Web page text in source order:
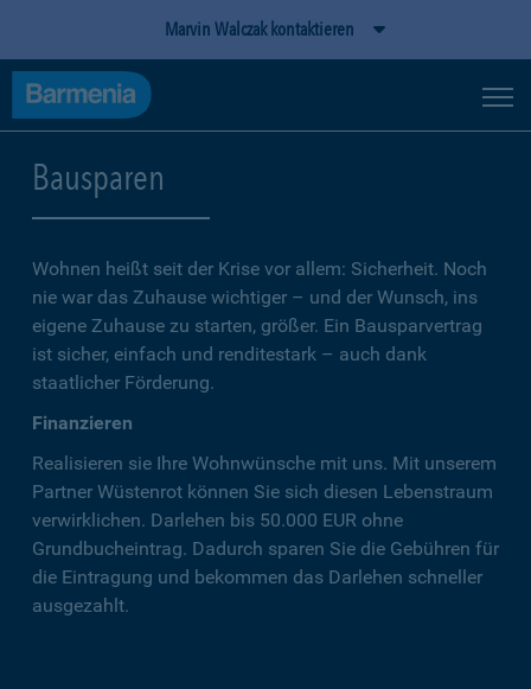
Marvin Walczak kontaktieren
Bausparen
Wohnen heißt seit der Krise vor allem: Sicherheit. Noch
nie war das Zuhause wichtiger – und der Wunsch, ins
eigene Zuhause zu starten, größer. Ein Bausparvertrag
ist sicher, einfach und renditestark – auch dank
staatlicher Förderung.
Finanzieren
Realisieren sie Ihre Wohnwünsche mit uns. Mit unserem
Partner Wüstenrot können Sie sich diesen Lebenstraum
verwirklichen. Darlehen bis 50.000 EUR ohne
Grundbucheintrag. Dadurch sparen Sie die Gebühren für
die Eintragung und bekommen das Darlehen schneller
ausgezahlt.